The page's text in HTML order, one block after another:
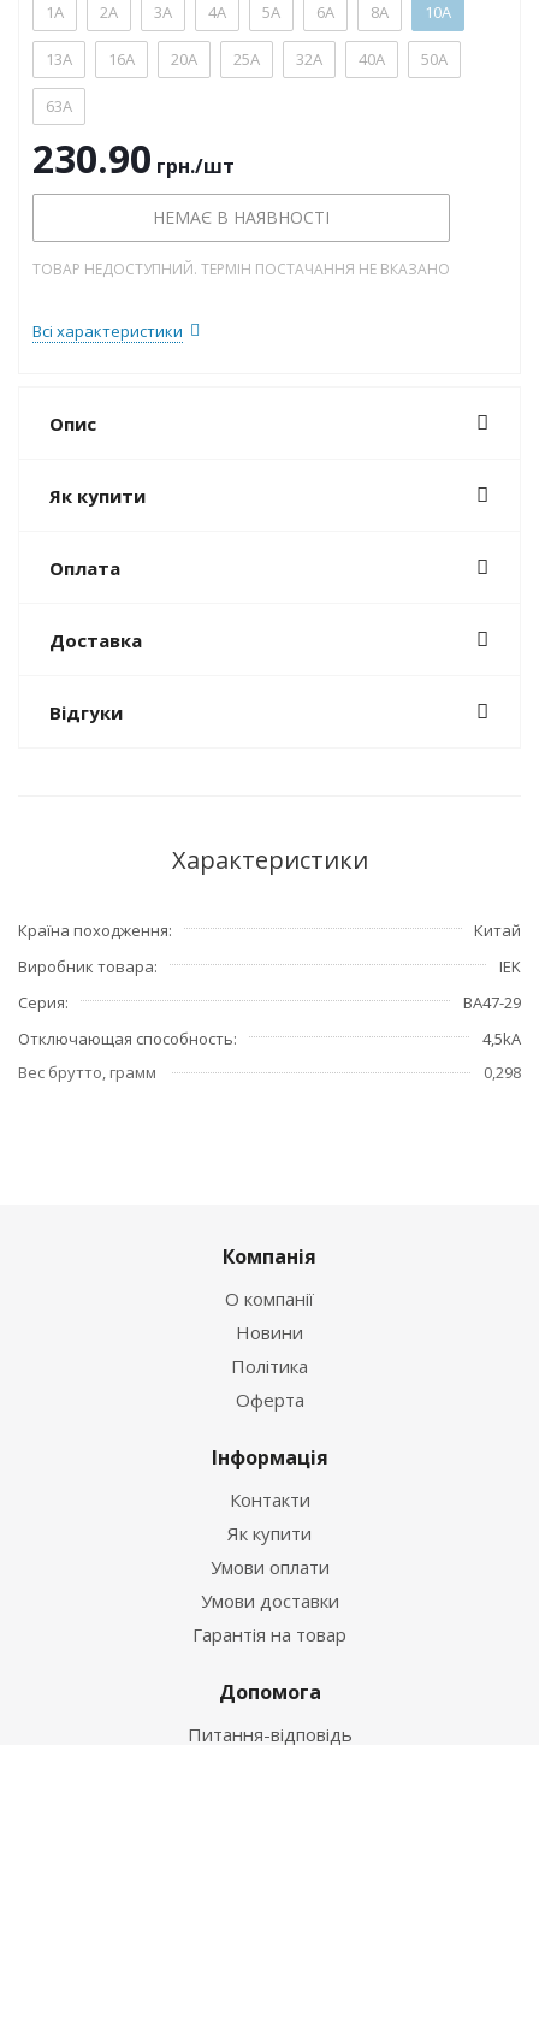
1А
2А 3А 4А 5А 6А 8А 10А
13А 16А 20А 25А 32А 40А 50А
63А
230.90 грн./шт
НЕМАЄ В НАЯВНОСТІ
ТОВАР НЕДОСТУПНИЙ. ТЕРМІН ПОСТАЧАННЯ НЕ ВКАЗАНО
Всі характеристики
Опис
Як купити
Оплата
Доставка
Відгуки
Характеристики
Країна походження
Китай
Виробник товара
IEK
Серия
ВА47-29
Отключающая способность
4,5kA
Вес брутто, грамм
0,298
Компанія
О компанії
Новини
Політика
Оферта
Інформація
Контакти
Як купити
Умови оплати
Умови доставки
Гарантія на товар
Допомога
Питання-відповідь